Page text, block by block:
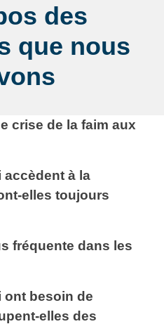
des
que nous
crise de la faim aux
à la
elles toujours
fréquente dans les
ont besoin de
elles des